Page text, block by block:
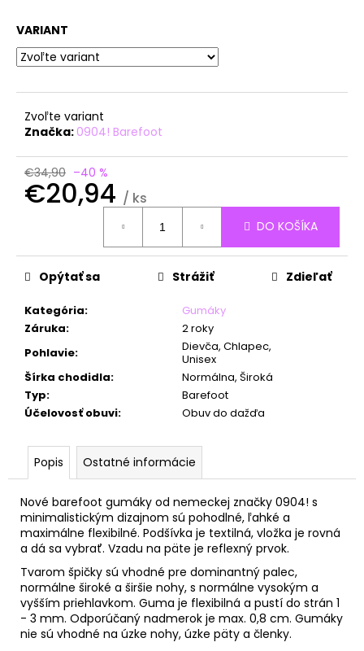
VARIANT
Zvoľte variant
Značka:0904! Barefoot
€34,90 –40 %
€20,94 / ks
DO KOŠÍKA
Kategória:
Gumáky
Záruka:
2 roky
Pohlavie:
Dievča, Chlapec,
Unisex
Šírka chodidla:
Normálna, Široká
Typ:
Barefoot
Účelovosť obuvi: Obuv do dažďa
Opýtať sa Strážiť Zdieľať
Popis Ostatné informácie
Nové barefoot gumáky od nemeckej značky 0904! s
minimalistickým dizajnom sú pohodlné, ľahké a
maximálne flexibilné. Podšívka je textilná, vložka je rovná
a dá sa vybrať. Vzadu na päte je reflexný prvok.
Tvarom špičky sú vhodné pre dominantný palec,
normálne široké a širšie nohy, s normálne vysokým a
vyšším priehlavkom. Guma je flexibilná a pustí do strán 1
- 3 mm. Odporúčaný nadmerok je max. 0,8 cm. Gumáky
nie sú vhodné na úzke nohy, úzke päty a členky.
á
j
s
?
O
d
o
ú
a
m
e